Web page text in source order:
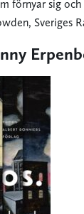
förnyar sig
Sveriges